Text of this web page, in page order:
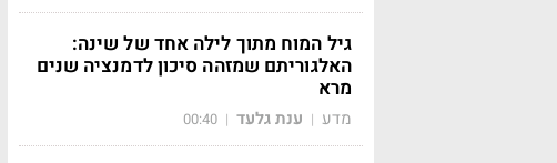
גיל המוח מתוך לילה אחד של שינה:
האלגוריתם שמזהה סיכון לדמנציה שנים
מרא
מדע | ענת גלעד |
00:40